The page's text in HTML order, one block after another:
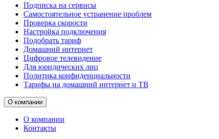
Подписка на сервисы
Самостоятельное устранение проблем
Проверка скорости
Настройка подключения
Подобрать тариф
Домашний интернет
Цифровое телевидение
Для юридических лиц
Политика конфиденциальности
Тарифы на домашний интернет и ТВ
О компании
О компании
Контакты